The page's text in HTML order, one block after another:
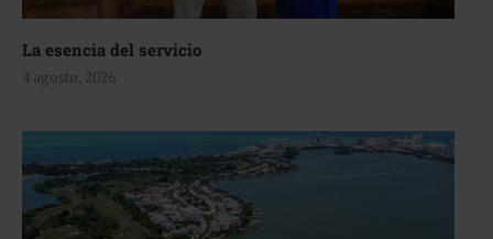
La esencia del servicio
4 agosto, 2026